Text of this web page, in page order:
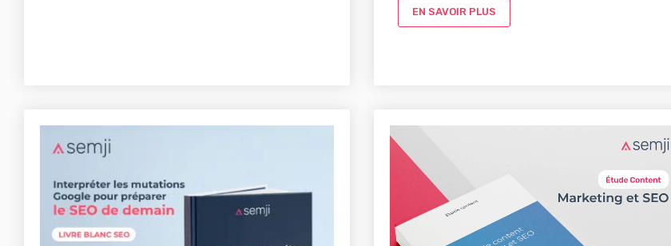
EN SAVOIR PLUS